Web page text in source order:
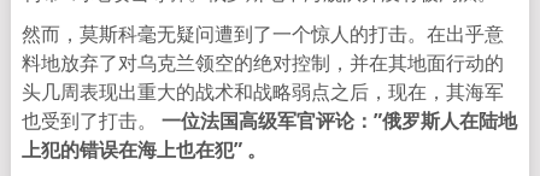
然而，莫斯科毫无疑问遭到了一个惊人的打击。在出乎意
料地放弃了对乌克兰领空的绝对控制，并在其地面行动的
头几周表现出重大的战术和战略弱点之后，现在，其海军
也受到了打击。 一位法国高级军官评论：”俄罗斯人在陆地
上犯的错误在海上也在犯” 。